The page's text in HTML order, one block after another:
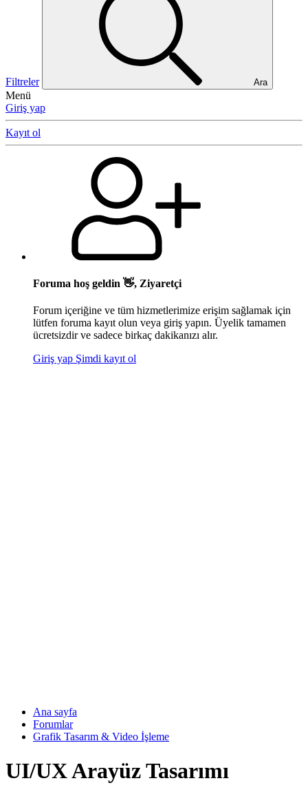
Filtreler Ara
Menü
Giriş yap
Kayıt ol
Foruma hoş geldin 👋, Ziyaretçi
Forum içeriğine ve tüm hizmetlerimize erişim sağlamak için
lütfen foruma kayıt olun veya giriş yapın. Üyelik tamamen
ücretsizdir ve sadece birkaç dakikanızı alır.
Giriş yap Şimdi kayıt ol
Ana sayfa
Forumlar
Grafik Tasarım & Video İşleme
UI/UX Arayüz Tasarımı